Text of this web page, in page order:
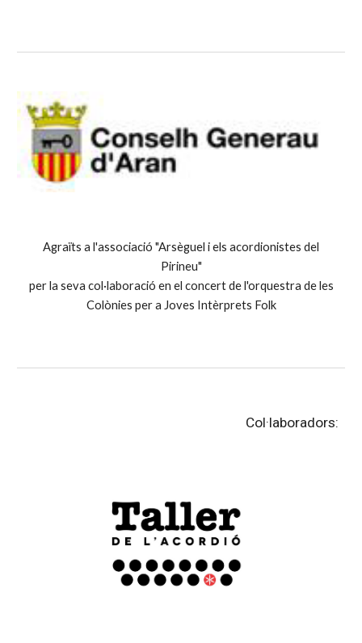
Agraïts a l'associació "Arsèguel i els acordionistes del
Pirineu"
per la seva col·laboració en el concert de l'orquestra de les
Colònies per a Joves Intèrprets Folk
Col·laboradors: